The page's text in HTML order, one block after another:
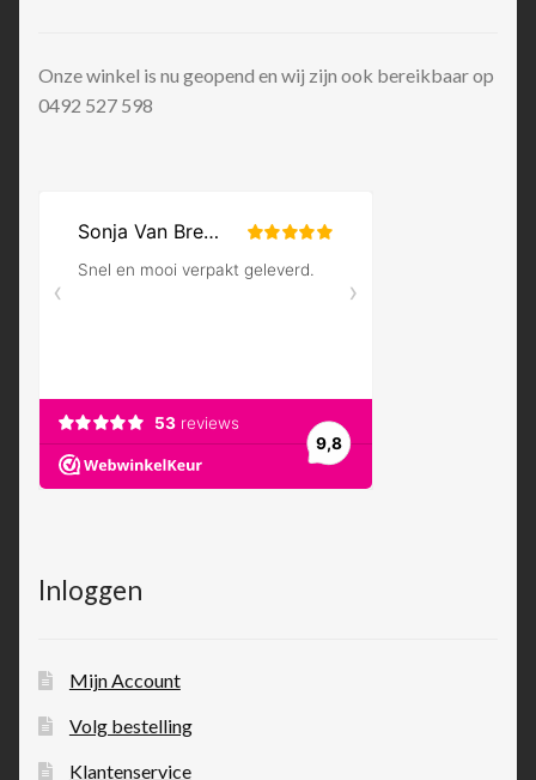
Onze winkel is nu geopend en wij zijn ook bereikbaar op
0492 527 598
Inloggen
Mijn Account
Volg bestelling
Klantenservice